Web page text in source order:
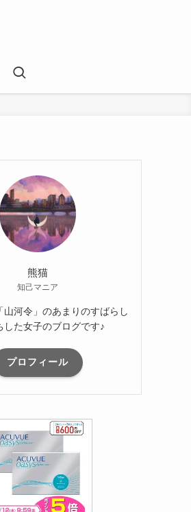
熊猫
知己マニア
山河令」のあまりのすばらし
した女子のブログです♪
プロフィール